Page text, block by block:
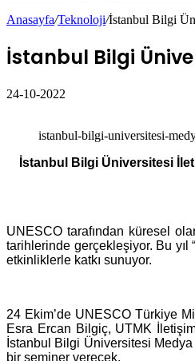
Anasayfa/Teknoloji/İstanbul Bilgi
İstanbul Bilgi
24-10-2022
istanbul-bilgi-universitesi-
İstanbul Bilgi Üniversitesi
UNESCO tarafından küresel
tarihlerinde gerçekleşiyor. Bu
etkinliklerle katkı sunuyor.
24 Ekim’de UNESCO Türkiye
Esra Ercan Bilgiç, UTMK
İstanbul Bilgi Üniversitesi Medya
bir seminer verecek.